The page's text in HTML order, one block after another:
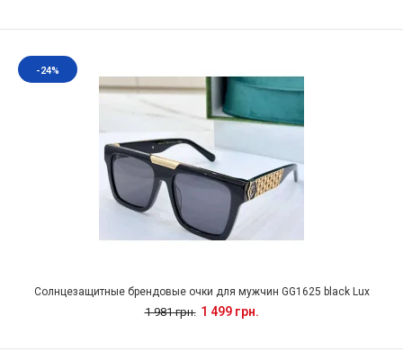
-24%
Солнцезащитные брендовые очки для мужчин GG1625 black Lux
1 981 грн. 1 499 грн.